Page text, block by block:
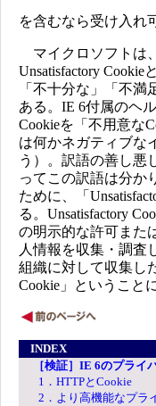
を含むなら受け入れ
マイクロソフトは
Unsatisfactory Cookie
「不十分な」「不
ある。IE 6付属のヘ
Cookieを「不用意な
は何かネガティブな
う）。訳語の善し悪
ってこの訳語は分か
ために、「
る。Unsatisfactory
の明示的な許可また
人情報を収集・調査
組織に対して収集し
Cookie」ということ
INDEX
［検証］IE 6のプライ
1．HTTPとCookie
2．より高機能なプラ